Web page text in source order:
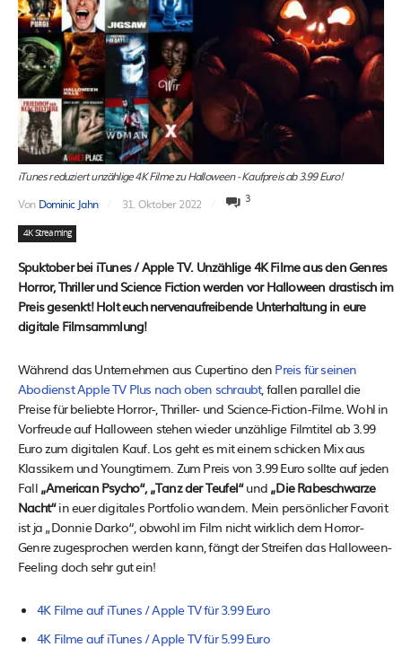
iTunes reduziert unzählige 4K Filme zu Halloween - Kaufpreis ab 3.99 Euro!
Von Dominic Jahn 31. Oktober 2022 3
4K Streaming
Spuktober bei iTunes / Apple TV. Unzählige 4K Filme aus den Genres
Horror, Thriller und Science Fiction werden vor Halloween drastisch im
Preis gesenkt! Holt euch nervenaufreibende Unterhaltung in eure
digitale Filmsammlung!
Während das Unternehmen aus Cupertino den Preis für seinen
Abodienst Apple TV Plus nach oben schraubt, fallen parallel die
Preise für beliebte Horror-, Thriller- und Science-Fiction-Filme. Wohl in
Vorfreude auf Halloween stehen wieder unzählige Filmtitel ab 3.99
Euro zum digitalen Kauf. Los geht es mit einem schicken Mix aus
Klassikern und Youngtimern. Zum Preis von 3.99 Euro sollte auf jeden
Fall „American Psycho“, „Tanz der Teufel“und „Die Rabeschwarze
Nacht“in euer digitales Portfolio wandern. Mein persönlicher Favorit
ist ja „Donnie Darko“, obwohl im Film nicht wirklich dem Horror-
Genre zugesprochen werden kann, fängt der Streifen das Halloween-
Feeling doch sehr gut ein!
4K Filme auf iTunes / Apple TV für 3.99 Euro
4K Filme auf iTunes / Apple TV für 5.99 Euro